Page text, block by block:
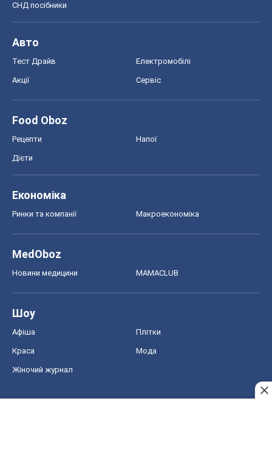
СНД посібники
Авто
Тест Драйв Електромобілі
Акції Сервіс
Food Oboz
Рецепти Напої
Дієти
Економіка
Ринки та компанії Макроекономіка
MedOboz
Новини медицини MAMACLUB
Шоу
Афіша Плітки
Краса Мода
Жіночий журнал